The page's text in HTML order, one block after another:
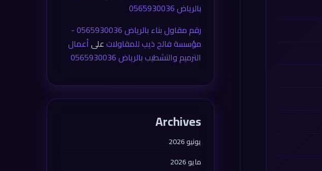
بالرياض 0565930036
رقم مقاول بناء بالرياض 0565930036 -
مؤسسة فالح ذيب للمقاولاتعلىأعمال
الترميم والتشطيب بالرياض 0565930036
Archives
يونيو 2026
مايو 2026